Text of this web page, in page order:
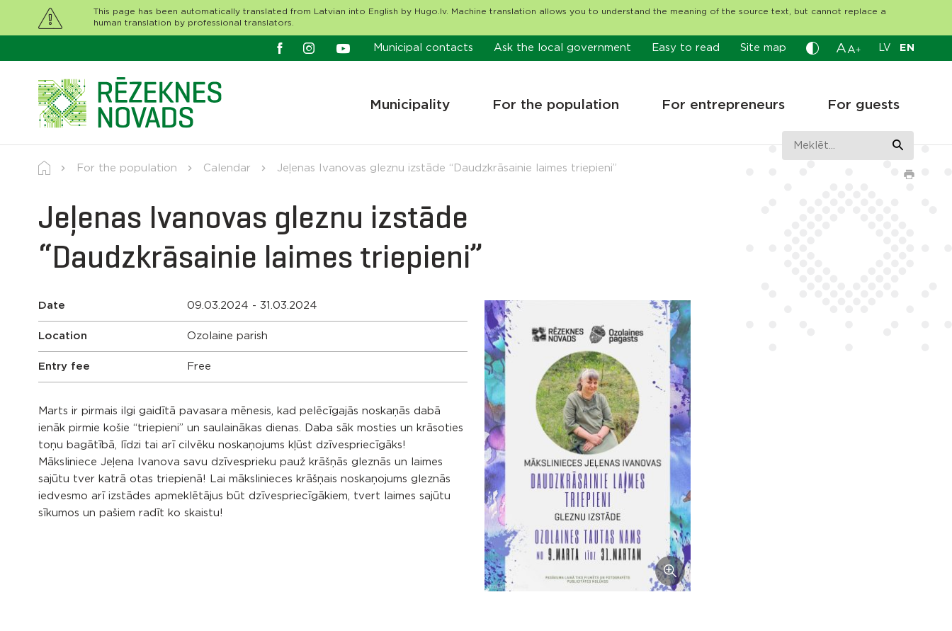
This page has been automatically translated from Latvian into English by Hugo.lv. Machine translation allows you to understand the meaning of the source text, but cannot replace a
human translation by professional translators.
Municipal contacts Ask the local government Easy to read Site map A A+ LV EN
Municipality For the population For entrepreneurs For guests
For the population Calendar Jeļenas Ivanovas gleznu izstāde “Daudzkrāsainie laimes triepieni”
Jeļenas Ivanovas gleznu izstāde
“Daudzkrāsainie laimes triepieni”
Date 09.03.2024 - 31.03.2024
Location Ozolaine parish
Entry fee Free
Marts ir pirmais ilgi gaidītā pavasara mēnesis, kad pelēcīgajās noskaņās dabā
ienāk pirmie košie “triepieni” un saulainākas dienas. Daba sāk mosties un krāsoties
toņu bagātībā, līdzi tai arī cilvēku noskaņojums kļūst dzīvespriecīgāks!
Māksliniece Jeļena Ivanova savu dzīvesprieku pauž krāšņās gleznās un laimes
sajūtu tver katrā otas triepienā! Lai mākslinieces krāšņais noskaņojums gleznās
iedvesmo arī izstādes apmeklētājus būt dzīvespriecīgākiem, tvert laimes sajūtu
sīkumos un pašiem radīt ko skaistu!